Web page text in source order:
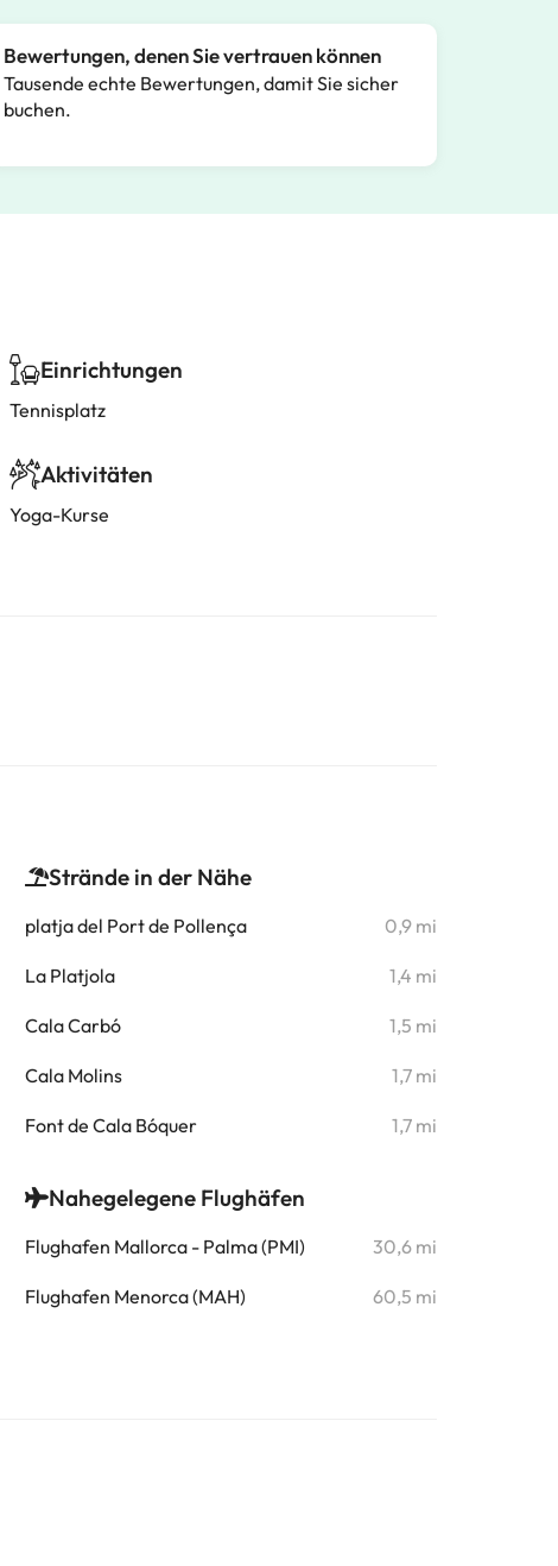
Bewertungen, denen Sie vertrauen können
Tausende echte Bewertungen, damit Sie sicher
buchen.
Einrichtungen
Tennisplatz
Aktivitäten
Yoga-Kurse
Strände in der Nähe
platja del Port de Pollença 0,9 mi
La Platjola 1,4 mi
Cala Carbó 1,5 mi
Cala Molins 1,7 mi
Font de Cala Bóquer 1,7 mi
Nahegelegene Flughäfen
Flughafen Mallorca - Palma (PMI) 30,6 mi
Flughafen Menorca (MAH) 60,5 mi